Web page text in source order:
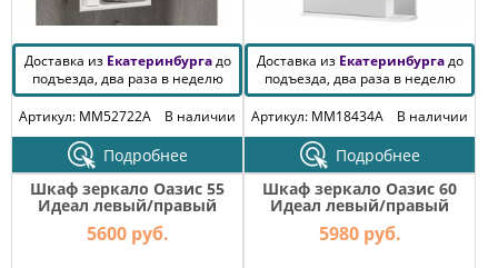
Доставка из Екатеринбургадо
подъезда, два раза в неделю
Артикул: MM52722A
В наличии
Подробнее
Доставка из Екатеринбургадо
подъезда, два раза в неделю
Артикул: MM18434A
В наличии
Подробнее
Шкаф зеркало Оазис 55
Идеал левый/правый
5600 руб.
Шкаф зеркало Оазис 60
Идеал левый/правый
5980 руб.
МАТРАСЫ
МЕБЕЛЬ
ДЛЯ
ВАННОЙ
МЕБЕЛЬ-
ТРАНСФОРМЕР
РАЗНАЯ